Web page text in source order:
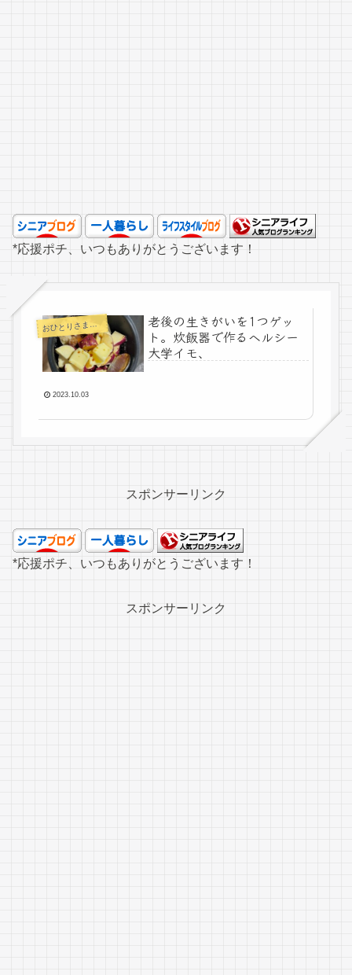
*応援ポチ、いつもありがとうございます！
お
ひとりさまの老後
老後の生きがいを1つゲッ
ト。炊飯器で作るヘルシー
大学イモ、
2023.10.03
スポンサーリンク
*応援ポチ、いつもありがとうございます！
スポンサーリンク